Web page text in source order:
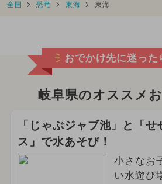
全国 恐竜 東海 東海
おでかけ先に迷った
岐阜県のオススメ
「じゃぶジャブ池」と「
ス」で水あそび！
小さなお
い水遊び